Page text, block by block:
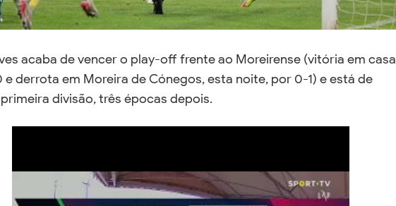
acaba de vencer o play-off frente ao Moreirense (vitória em casa
e derrota em Moreira de Cónegos, esta noite, por 0-1) e está de
divisão, três épocas depois.